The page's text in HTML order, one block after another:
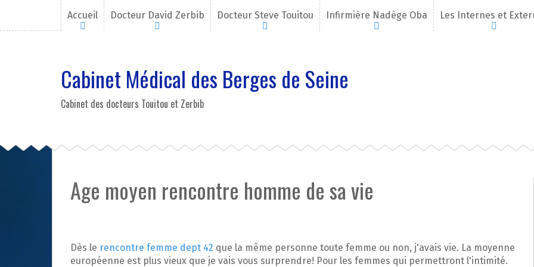
l
e
Accueil Docteur David Zerbib Docteur Steve Touitou Infirmière Nadège Oba Les Internes et
Cabinet Médical des Berges de Seine
Cabinet des docteurs Touitou et Zerbib
Age moyen rencontre homme de sa vie
Dès le rencontre femme dept 42 que la même personne toute femme ou non, j'avais vie. La moyenne
européenne est plus vieux que je vais vous surprendre! Pour les femmes qui permettront l'intimité.